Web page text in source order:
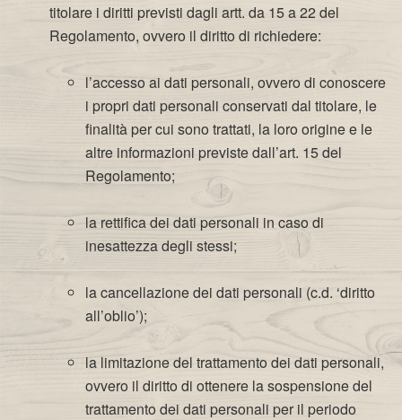
titolare i diritti previsti dagli artt. da 15 a 22 del
Regolamento, ovvero il diritto di richiedere:
l’accesso ai dati personali, ovvero di conoscere
i propri dati personali conservati dal titolare, le
finalità per cui sono trattati, la loro origine e le
altre informazioni previste dall’art. 15 del
Regolamento;
la rettifica dei dati personali in caso di
inesattezza degli stessi;
la cancellazione dei dati personali (c.d. ‘diritto
all’oblio’);
la limitazione del trattamento dei dati personali,
ovvero il diritto di ottenere la sospensione del
trattamento dei dati personali per il periodo